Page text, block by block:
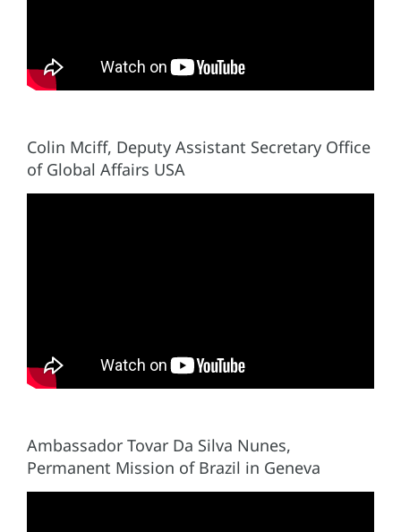
Colin Mciff, Deputy Assistant Secretary Office
of Global Affairs USA
Ambassador Tovar Da Silva Nunes,
Permanent Mission of Brazil in Geneva